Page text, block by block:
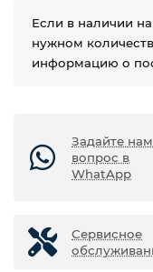
Если в наличии на
нужном
информацию о
Задайте нам
вопрос в
WhatApp
Сервисное